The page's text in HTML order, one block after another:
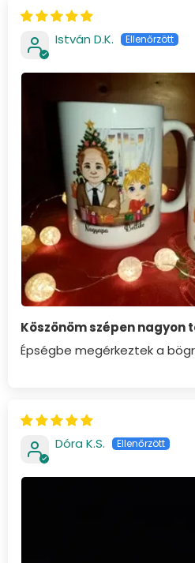
István D.K.
Köszönöm szépen nagyon
Épségbe megérkeztek a
Dóra K.S.